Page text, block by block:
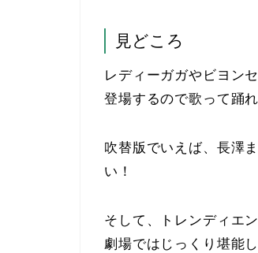
見どころ
レディーガガやビヨン
登場するので歌って踊
吹替版でいえば、長澤
い！
そして、トレンディエ
劇場ではじっくり堪能し